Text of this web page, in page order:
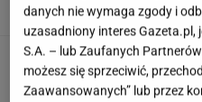
dobry
danych nie wymaga zgody i
uzasadniony interes Gazeta.pl,
S.A. – lub Zaufanych
możesz się sprzeciwić,
Zaawansowanych” lub przez